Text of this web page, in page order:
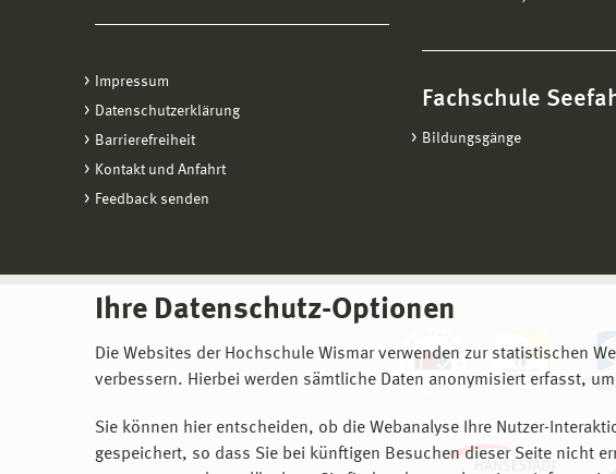
Ihre Datenschutz-Optionen
Die Websites der Hochschule Wismar verwenden zur statistischen
verbessern. Hierbei werden sämtliche Daten anonymisiert erfasst,
Sie können hier entscheiden, ob die Webanalyse Ihre Nutzer-
gespeichert, so dass Sie bei künftigen Besuchen dieser Seite nicht
Impressum
Datenschutzerklärung
Barrierefreiheit
Kontakt und Anfahrt
Feedback senden
Fachschule
Bildungsgänge